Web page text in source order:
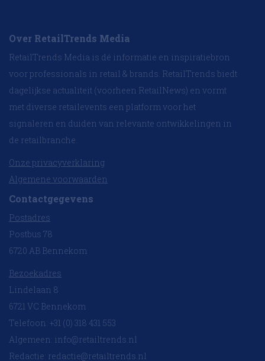
Over RetailTrends Media
RetailTrends Media is dé informatie en inspiratiebron
voor professionals in retail & brands. RetailTrends biedt
dagelijkse actualiteit (voorheen RetailNews) en vormt
met diverse retailevents een platform voor het
signaleren en duiden van relevante ontwikkelingen in
de retailbranche.
Onze privacyverklaring
Algemene voorwaarden
Contactgegevens
Postadres
Postbus 78
6720 AB Bennekom
Bezoekadres
Lindelaan 8
6721 VC Bennekom
Telefoon: +31 (0) 318 431 553
Algemeen: info@retailtrends.nl
Redactie: redactie@retailtrends.nl